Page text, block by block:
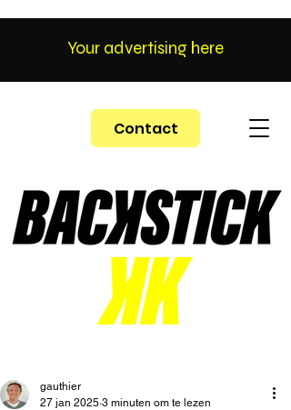
Contact
Your advertising here
gauthier
27 jan 2025 3 minuten om te lezen